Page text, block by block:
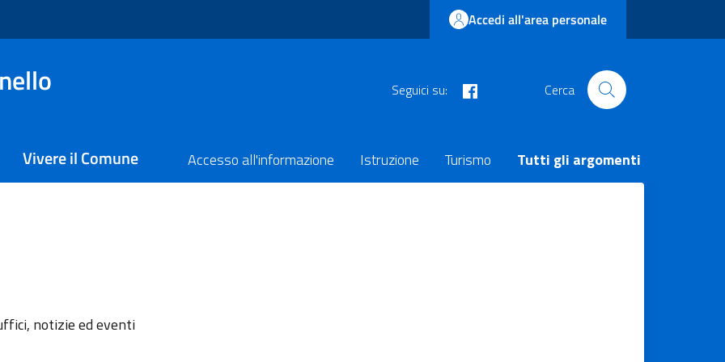
Accedi all'area personale
Seguici su: Cerca
Vivere il Comune Accesso all'informazione Istruzione Turismo Tutti gli argomenti
notizie ed eventi